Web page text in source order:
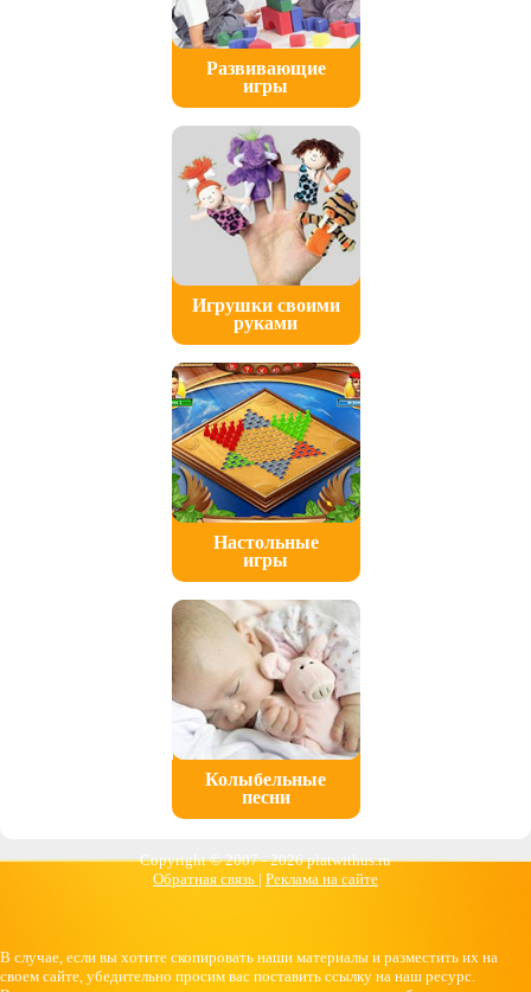
Развивающие
игры
Игрушки своими
руками
Настольные
игры
Колыбельные
песни
Copyright © 2007 -2026 platwithus.ru
Обратная связь | Реклама на сайте
В случае, если вы хотите скопировать наши материалы и разместить их на
своем сайте, убедительно просим вас поставить ссылку на наш ресурс.